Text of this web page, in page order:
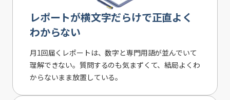
レポートが横文字だらけで正直よく
わからない
月1回届くレポートは、数字と専門用語が並んでいて
理解できない。質問するのも気まずくて、結局よくわ
からないまま放置している。